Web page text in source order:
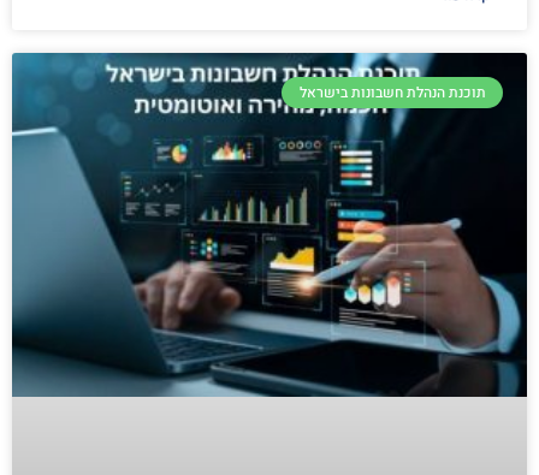
תוכנת הנהלת חשבונות בישראל